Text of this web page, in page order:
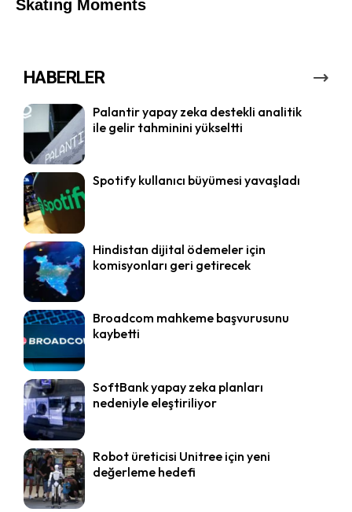
HABERLER
Palantir yapay zeka destekli analitik
ile gelir tahminini yükseltti
Spotify kullanıcı büyümesi yavaşladı
Hindistan dijital ödemeler için
komisyonları geri getirecek
Broadcom mahkeme başvurusunu
kaybetti
SoftBank yapay zeka planları
nedeniyle eleştiriliyor
Robot üreticisi Unitree için yeni
değerleme hedefi